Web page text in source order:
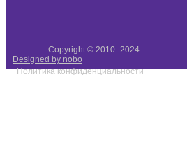
Copyright © 2010–2024
Designed by nobo
Политика конфиденциальности